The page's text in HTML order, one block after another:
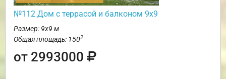
№112 Дом с террасой и балконом 9х9
Размер: 9х9 м
Общая площадь: 1502
от 2993000